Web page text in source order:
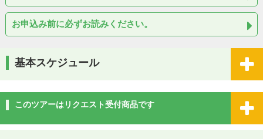
お申込み前に必ずお読みください。
基本スケジュール
このツアーはリクエスト受付商品です